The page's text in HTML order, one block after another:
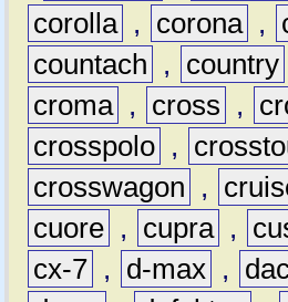
corolla , corona ,
countach
, country
croma , cross ,
crosspolo ,
crosswagon
,
cuore , cupra ,
cx-7 , d-max ,